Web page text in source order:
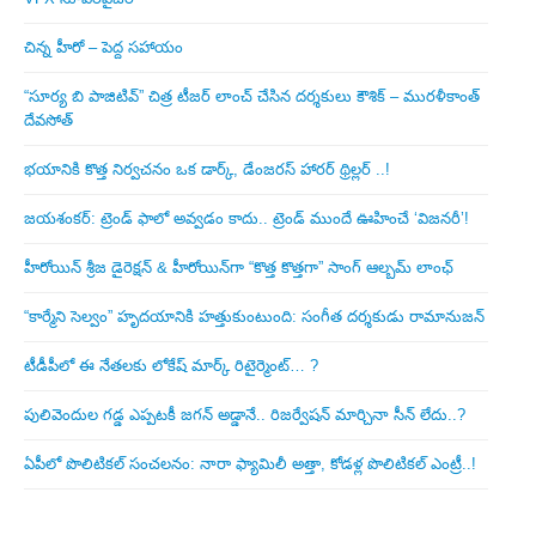
చిన్న హీరో – పెద్ద సహాయం
“సూర్య బి పాజిటివ్” చిత్ర టీజర్ లాంచ్ చేసిన‌ దర్శకులు కౌశిక్ – మురళీకాంత్
దేవసోత్
భయానికి కొత్త నిర్వచనం ఒక డార్క్, డేంజరస్ హారర్ థ్రిల్లర్ ..!
జయశంకర్: ట్రెండ్‌ ఫాలో అవ్వడం కాదు.. ట్రెండ్‌ ముందే ఊహించే ‘విజనరీ’!
హీరోయిన్ శ్రీజ డైరెక్ష‌న్ & హీరోయిన్‌గా “కొత్త కొత్తగా” సాంగ్ ఆల్బమ్ లాంఛ్
“కార్మేని సెల్వం” హృదయానికి హత్తుకుంటుంది: సంగీత దర్శకుడు రామానుజన్
టీడీపీలో ఈ నేత‌ల‌కు లోకేష్ మార్క్ రిటైర్మెంట్‌… ?
పులివెందుల గ‌డ్డ ఎప్ప‌ట‌కీ జ‌గ‌న్ అడ్డానే.. రిజ‌ర్వేష‌న్ మార్చినా సీన్ లేదు..?
ఏపీలో పొలిటిక‌ల్ సంచ‌ల‌నం: నారా ఫ్యామిలీ అత్తా, కోడ‌ళ్ల పొలిటికల్ ఎంట్రీ..!